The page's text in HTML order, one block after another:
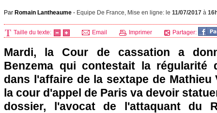
Par Romain Lantheaume - Equipe De France, Mise en ligne: le 11/07/2017 à
Taille du texte: Email Imprimer Partager:
Mardi, la Cour de cassation a
Benzema qui contestait la régularité
dans l'affaire de la sextape de Mathieu
la cour d'appel de Paris va devoir
dossier, l'avocat de l'attaquant du